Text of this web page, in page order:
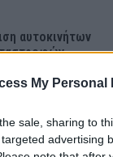
My Personal
sale, sharing to
advertising
αυτοκινήτων
–